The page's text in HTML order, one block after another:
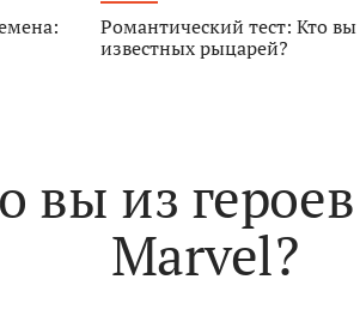
Романтический тест: Кто вы
известных рыцарей?
вы из
Marvel?